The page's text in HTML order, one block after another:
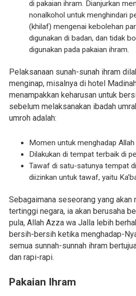
di pakaian ihram. Dianjurkan
nonalkohol untuk menghindari
(khilaf) mengenai kebolehan
digunakan di badan, dan tidak
digunakan pada pakaian ihram.
Pelaksanaan sunah-sunah ihram
menginap, misalnya di hotel
menampakkan keharusan untuk
sebelum melaksanakan ibadah
umroh adalah:
Momen untuk menghadap
Dilakukan di tempat terbaik di
Tawaf di satu-satunya tempat
diizinkan untuk tawaf, yaitu
Sebagaimana seseorang yang akan
tertinggi negara, ia akan berusaha
pula, Allah Azza wa Jalla lebih
bersih-bersih ketika menghadap-
semua sunnah-sunnah ihram
dan rapi-rapi.
Pakaian Ihram